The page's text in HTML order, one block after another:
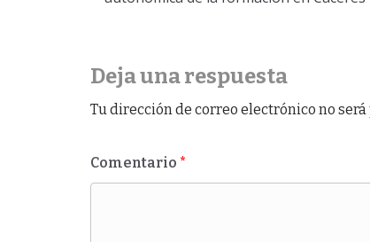
Deja una respuesta
Tu dirección de correo electrónico no
Comentario *